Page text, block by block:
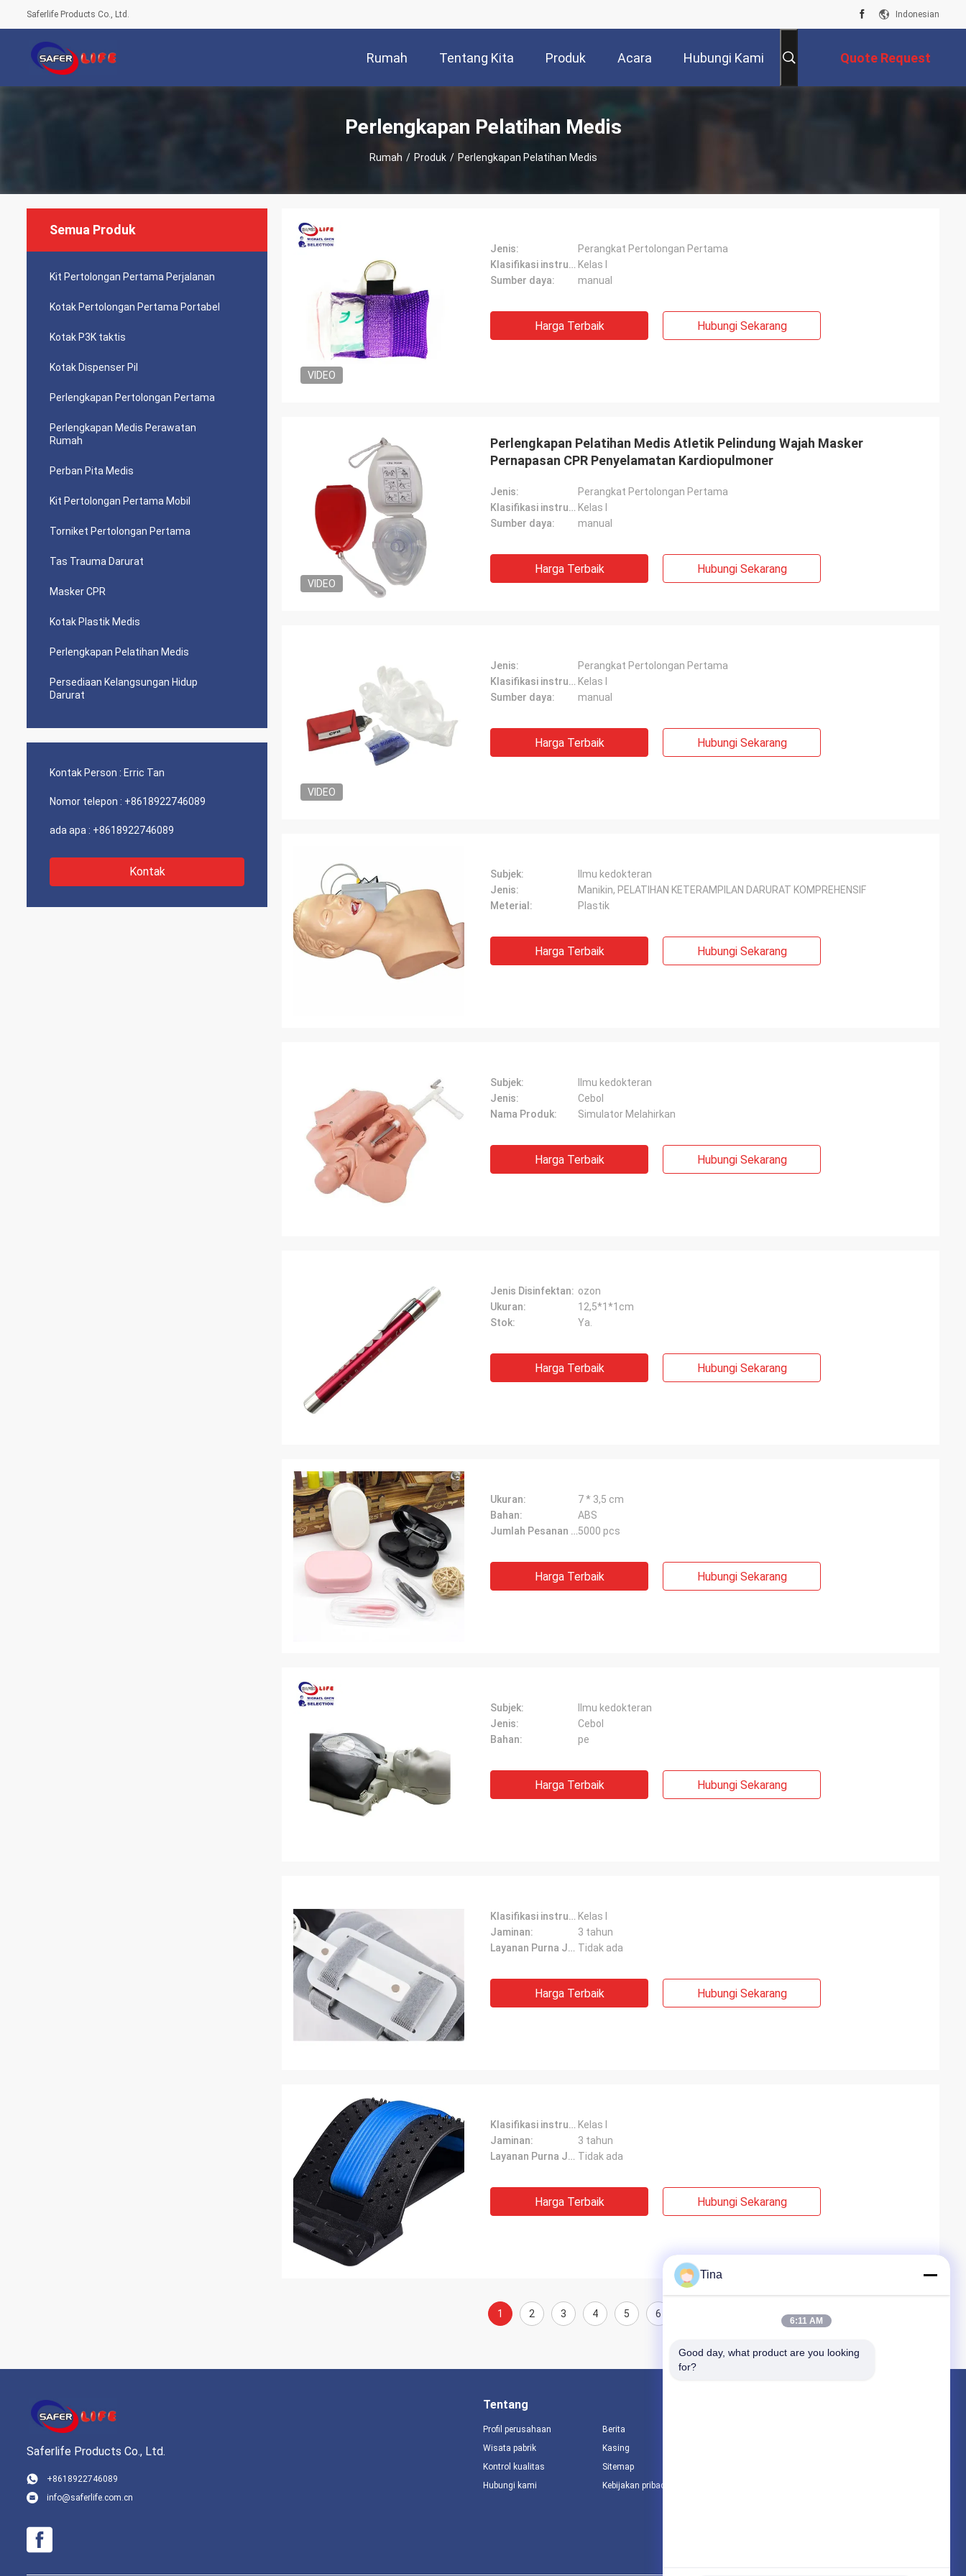
Saferlife Products Co., Ltd. Indonesian
Rumah Tentang Kita Produk Acara Hubungi Kami Quote Request
Perlengkapan Pelatihan Medis
Rumah / Produk / Perlengkapan Pelatihan Medis
Semua Produk
Kit Pertolongan Pertama Perjalanan
Kotak Pertolongan Pertama Portabel
Kotak P3K taktis
Kotak Dispenser Pil
Perlengkapan Pertolongan Pertama
Perlengkapan Medis Perawatan
Rumah
Perban Pita Medis
Kit Pertolongan Pertama Mobil
Torniket Pertolongan Pertama
Tas Trauma Darurat
Masker CPR
Kotak Plastik Medis
Perlengkapan Pelatihan Medis
Persediaan Kelangsungan Hidup
Darurat
Kontak Person : Erric Tan
Nomor telepon : +8618922746089
ada apa : +8618922746089
Kontak
VIDEO
Jenis:
Perangkat Pertolongan Pertama
Klasifikasi instrumen: Kelas I
Sumber daya:
manual
Harga Terbaik Hubungi Sekarang
VIDEO
Perlengkapan Pelatihan Medis Atletik Pelindung Wajah Masker
Pernapasan CPR Penyelamatan Kardiopulmoner
Jenis:
Perangkat Pertolongan Pertama
Klasifikasi instrumen: Kelas I
Sumber daya:
manual
Harga Terbaik Hubungi Sekarang
VIDEO
Jenis:
Perangkat Pertolongan Pertama
Klasifikasi instrumen: Kelas I
Sumber daya:
manual
Harga Terbaik Hubungi Sekarang
Subjek:
Ilmu kedokteran
Jenis:
Manikin, PELATIHAN KETERAMPILAN DARURAT KOMPREHENSIF
Meterial:
Plastik
Harga Terbaik Hubungi Sekarang
Subjek:
Ilmu kedokteran
Jenis:
Cebol
Nama Produk:
Simulator Melahirkan
Harga Terbaik Hubungi Sekarang
Jenis Disinfektan: ozon
Ukuran:
12,5*1*1cm
Stok:
Ya.
Harga Terbaik Hubungi Sekarang
Ukuran:
7 * 3,5 cm
Bahan:
ABS
Jumlah Pesanan Minimum:5000 pcs
Harga Terbaik Hubungi Sekarang
Subjek:
Ilmu kedokteran
Jenis:
Cebol
Bahan:
pe
Harga Terbaik Hubungi Sekarang
Klasifikasi instrumen: Kelas I
Jaminan:
3 tahun
Layanan Purna Jual: Tidak ada
Harga Terbaik Hubungi Sekarang
Klasifikasi instrumen: Kelas I
Jaminan:
3 tahun
Layanan Purna Jual: Tidak ada
Harga Terbaik Hubungi Sekarang
1 2 3 4 5 6
Saferlife Products Co., Ltd.
+8618922746089
info@saferlife.com.cn
Tentang
Profil perusahaan
Wisata pabrik
Kontrol kualitas
Hubungi kami
Berita
Kasing
Sitemap
Kebijakan pribadi
Tina
6:11 AM
Good day, what product are you looking
for?